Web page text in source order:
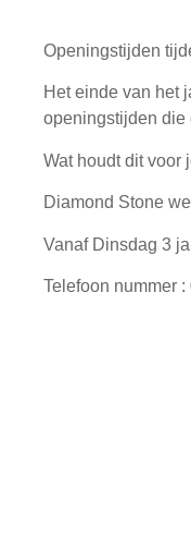
Openingstijden
Het einde van het
openingstijden die
Wat houdt dit voor
Diamond Stone
Vanaf Dinsdag 3
Telefoon nummer